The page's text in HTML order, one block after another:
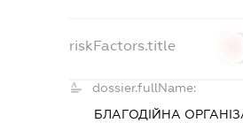
riskFactors.title
dossier.fullName:
БЛАГОДІЙНА